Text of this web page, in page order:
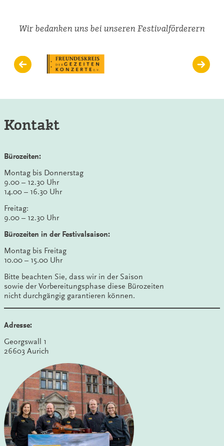
Wir bedanken uns bei unseren Festivalförderern
Kontakt
Bürozeiten:
Montag bis Donnerstag
9.00 – 12.30 Uhr
14.00 – 16.30 Uhr
Freitag:
9.00 – 12.30 Uhr
Bürozeiten in der Festivalsaison:
Montag bis Freitag
10.00 – 15.00 Uhr
Bitte beachten Sie, dass wir in der Saison
sowie der Vorbereitungsphase diese Bürozeiten
nicht durchgängig garantieren können.
Adresse:
Georgswall 1
26603 Aurich